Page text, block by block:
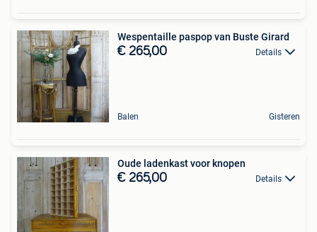
Wespentaille paspop van Buste Girard
€ 265,00 Details
Balen Gisteren
Oude ladenkast voor knopen
€ 265,00 Details